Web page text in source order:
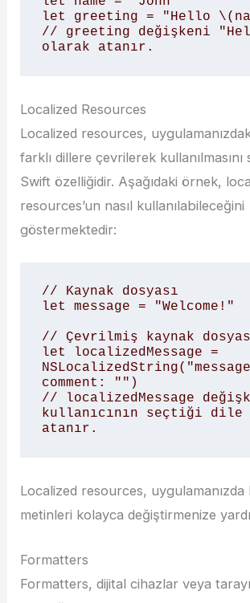
let greeting = "Hello
// greeting değişkeni
olarak atanır.
Localized Resources
Localized resources,
farklı dillere çevrilerek
Swift özelliğidir. Aşağıdaki örnek,
resources’un nasıl kullanılabileceğini
göstermektedir:
// Kaynak dosyası
let message = "Welcome!"
// Çevrilmiş kaynak
let localizedMessage =
comment: "")
// localizedMessage
kullanıcının seçtiği dile
atanır.
Localized resources, uygulamanızda
metinleri kolayca değiştirmenize
Formatters
Formatters, dijital cihazlar veya